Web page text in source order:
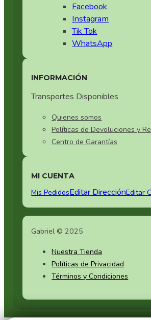
Facebook
Instagram
Tik Tok
WhatsApp
INFORMACIÓN
Transportes Disponibles
Quienes somos
Políticas de Devoluciones y
Centro de Garantías
MI CUENTA
Mis PedidosEditar DirecciónEditar
Gabriel © 2025
Nuestra Tienda
Políticas de Privacidad
Términos y Condiciones